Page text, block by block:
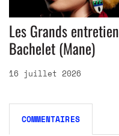
Les Grands
Bachelet (Mane)
16 juillet 2026
COMMENTAIRES